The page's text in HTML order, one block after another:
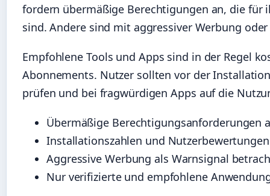
fordern übermäßige Berechtigungen an, die
sind. Andere sind mit aggressiver Werbung
Empfohlene Tools und Apps sind in der Regel
Abonnements. Nutzer sollten vor der
prüfen und bei fragwürdigen Apps auf die
Übermäßige Berechtigungsanforderungen
Installationszahlen und
Aggressive Werbung als Warnsignal
Nur verifizierte und empfohlene